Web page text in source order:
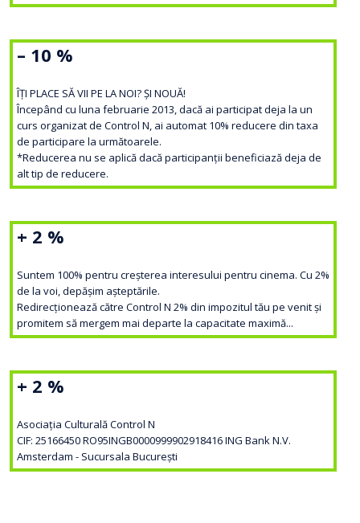
– 10 %
ÎȚI PLACE SĂ VII PE LA NOI? ȘI NOUĂ!
Începând cu luna februarie 2013, dacă ai participat deja la un
curs organizat de Control N, ai automat 10% reducere din taxa
de participare la următoarele.
*Reducerea nu se aplică dacă participanții beneficiază deja de
alt tip de reducere.
+ 2 %
Suntem 100% pentru creșterea interesului pentru cinema. Cu 2%
de la voi, depășim așteptările.
Redirecționează către Control N 2% din impozitul tău pe venit și
promitem să mergem mai departe la capacitate maximă...
+ 2 %
Asociația Culturală Control N
CIF: 25166450 RO95INGB0000999902918416 ING Bank N.V.
Amsterdam - Sucursala București